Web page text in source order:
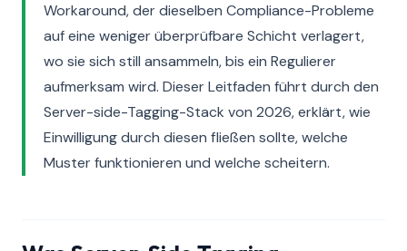
Workaround, der dieselben Compliance-Probleme
auf eine weniger überprüfbare Schicht verlagert,
wo sie sich still ansammeln, bis ein Regulierer
aufmerksam wird. Dieser Leitfaden führt durch den
Server-side-Tagging-Stack von 2026, erklärt, wie
Einwilligung durch diesen fließen sollte, welche
Muster funktionieren und welche scheitern.